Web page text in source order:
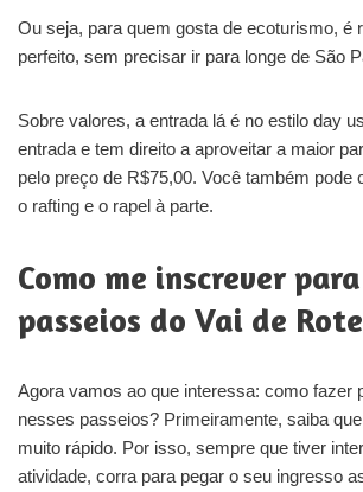
Ou seja, para quem gosta de ecoturismo, é
perfeito, sem precisar ir para longe de São
Sobre valores, a entrada lá é no estilo day
entrada e tem direito a aproveitar a maior
pelo preço de R$75,00. Você também pode
o rafting e o rapel à parte.
Como me inscrever
passeios do Vai de
Agora vamos ao que interessa: como fazer
nesses passeios? Primeiramente, saiba
muito rápido. Por isso, sempre que tiver
atividade, corra para pegar o seu ingresso